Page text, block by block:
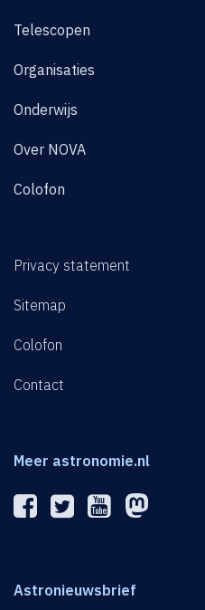
Telescopen
Organisaties
Onderwijs
Over NOVA
Colofon
Privacy statement
Sitemap
Colofon
Contact
Meer astronomie.nl
Astronieuwsbrief